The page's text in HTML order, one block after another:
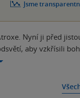
Jsme
Nyní ji před
aby vzkřísili